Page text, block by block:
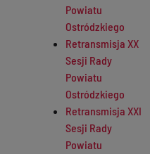
Powiatu
Ostródzkiego
Retransmisja XX
Sesji Rady
Powiatu
Ostródzkiego
Retransmisja XXI
Sesji Rady
Powiatu